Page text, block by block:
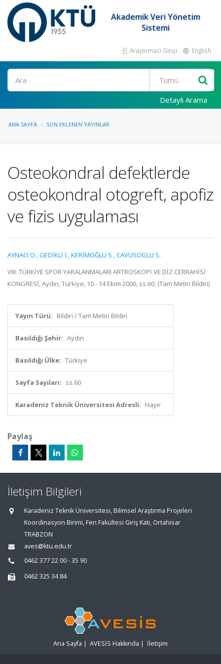
Akademik Veri Yönetim
Sistemi
Araştırmacı Girişi English
Ara
Detaylı Arama
ANA SAYFA SON EKLENEN YAYINLAR
Osteokondral defektlerde
osteokondral otogreft, apofiz
ve fizis uygulaması
AYNACI O.,GEDİKLİ İ.,KERİMOĞLU S.,CAVUSOGLU S.
VIII. TÜRKİYE SPOR YARALANMALARI ARTROSKOPİ VE DİZ CERRAHİSİ
KONGRESİ, Aydın, Türkiye, 10 - 14 Ekim 2006, ss.60, (Tam Metin Bildiri)
Yayın Türü: Bildiri / Tam Metin Bildiri
Basıldığı Şehir: Aydın
Basıldığı Ülke: Türkiye
Sayfa Sayıları: ss.60
Karadeniz Teknik Üniversitesi Adresli: Hayır
Paylaş
İletişim Bilgileri
Karadeniz Teknik Üniversitesi, Bilimsel Araştırma Projeleri
Koordinasyon Birimi, Fen Fakültesi Giriş Katı, Ortahisar
TRABZON
aves@ktu.edu.tr
0462 377 22 00 - 35 90
0462 325 34 84
Ana Sayfa | AVESİS Hakkında | İletişim